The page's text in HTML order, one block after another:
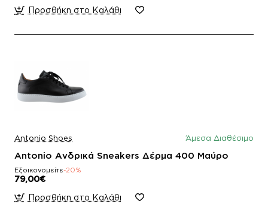
Προσθήκη στο Καλάθι
Antonio Shoes Άμεσα Διαθέσιμο
Antonio Ανδρικά Sneakers Δέρμα 400 Μαύρο
Εξοικονομείτε-20%
79,00€
Προσθήκη στο Καλάθι